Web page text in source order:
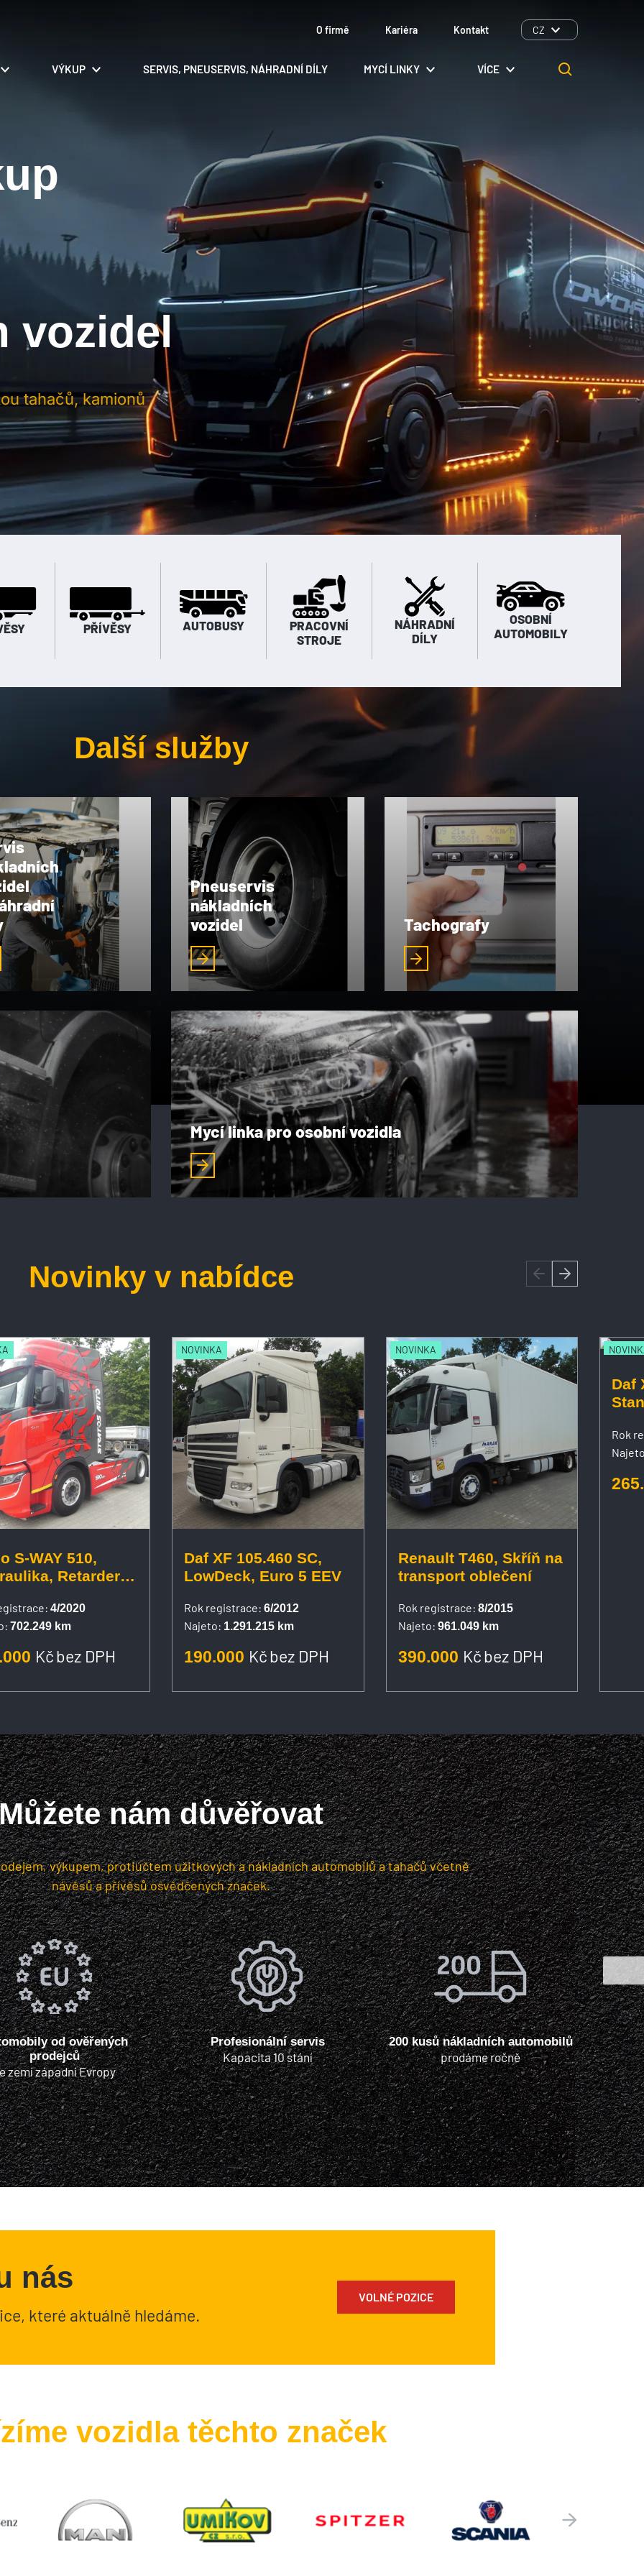
O firmě Kariéra Kontakt CZ
VÝKUP SERVIS, PNEUSERVIS, NÁHRADNÍ DÍLY MYCÍ LINKY VÍCE
vozidel
tahačů, kamionů
PŘÍVĚSY AUTOBUSY
PRACOVNÍ
STROJE
NÁHRADNÍ
DÍLY
OSOBNÍ
AUTOMOBILY
Další služby
Pneuservis
nákladních
vozidel
Tachografy
Mycí linka pro osobní vozidla
Novinky v nabídce
S-WAY 510,
Retarder,
Tacho GEN 2
4/2020
702.249 km
Kčbez DPH
NOVINKA
Daf XF 105.460 SC,
LowDeck, Euro 5 EEV
Rok registrace: 6/2012
Najeto: 1.291.215 km
190.000 Kčbez DPH
NOVINKA
Renault T460, Skříň na
transport oblečení
Rok registrace: 8/2015
Najeto: 961.049 km
390.000 Kčbez DPH
Daf
Rok
nám důvěřovat
výkupem, protiúčtem užitkových a nákladních automobilů a tahačů včetně
návěsů a přívěsů osvědčených značek.
od ověřených
prodejců
zemí západní Evropy
Profesionální servis
Kapacita 10 stání
200 kusů nákladních automobilů
prodáme ročně
nás
které aktuálně hledáme.
VOLNÉ POZICE
vozidla těchto značek